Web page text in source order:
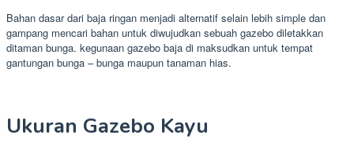
Bahan dasar dari baja ringan menjadi alternatif selain lebih simple dan
gampang mencari bahan untuk diwujudkan sebuah gazebo diletakkan
ditaman bunga. kegunaan gazebo baja di maksudkan untuk tempat
gantungan bunga – bunga maupun tanaman hias.
Ukuran Gazebo Kayu